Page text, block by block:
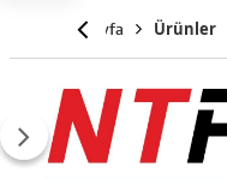
Anasayfa Ürünler